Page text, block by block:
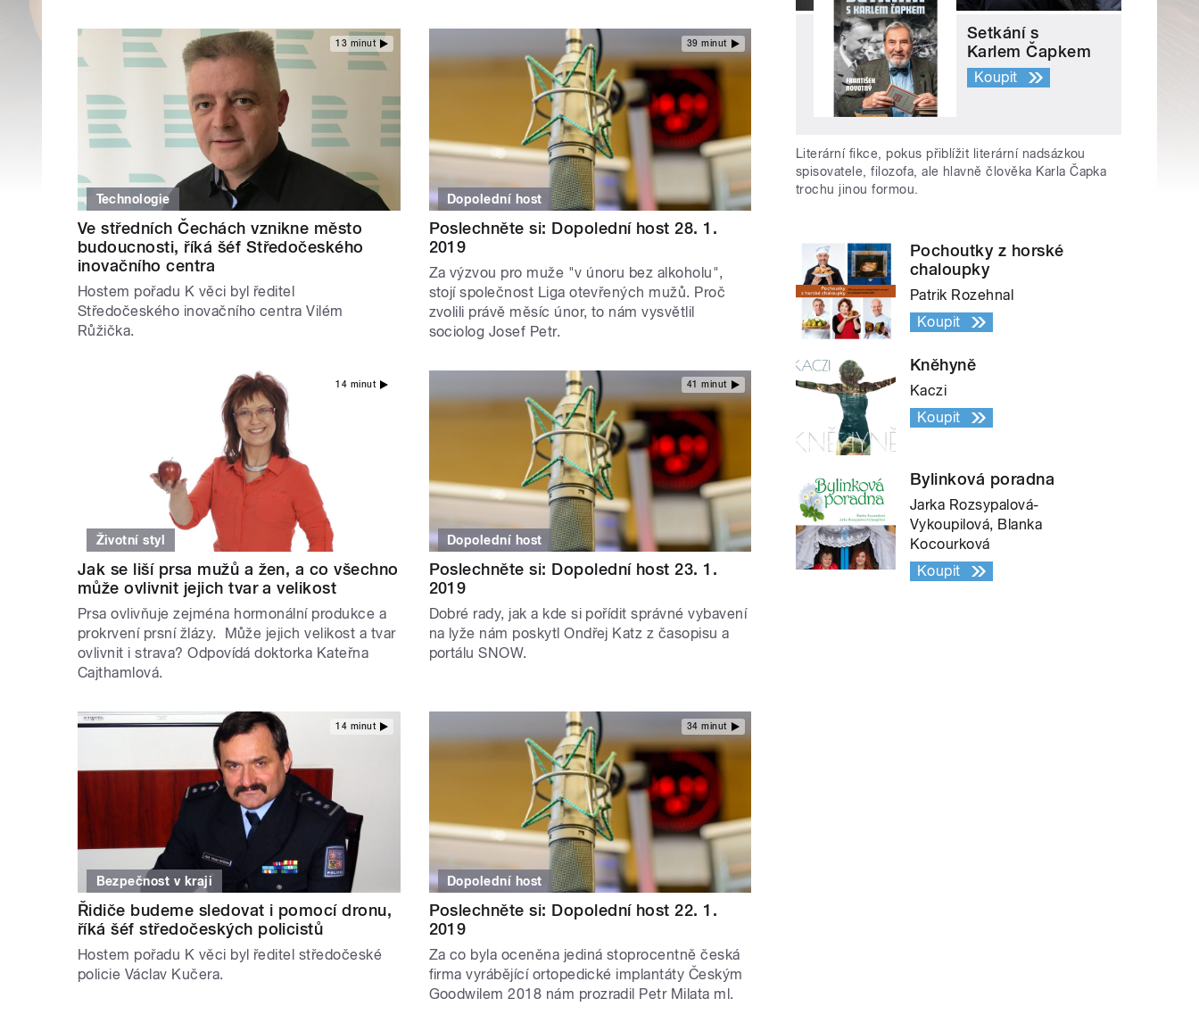
13 minut
Technologie
Ve středních Čechách vznikne město
budoucnosti, říká šéf Středočeského
inovačního centra
Hostem pořadu K věci byl ředitel
Středočeského inovačního centra Vilém
Růžička.
39 minut
Dopolední host
Poslechněte si: Dopolední host 28. 1.
2019
Za výzvou pro muže "v únoru bez alkoholu",
stojí společnost Liga otevřených mužů. Proč
zvolili právě měsíc únor, to nám vysvětlil
sociolog Josef Petr.
14 minut
Životní styl
Jak se liší prsa mužů a žen, a co všechno
může ovlivnit jejich tvar a velikost
Prsa ovlivňuje zejména hormonální produkce a
prokrvení prsní žlázy. Může jejich velikost a tvar
ovlivnit i strava? Odpovídá doktorka Kateřna
Cajthamlová.
41 minut
Dopolední host
Poslechněte si: Dopolední host 23. 1.
2019
Dobré rady, jak a kde si pořídit správné vybavení
na lyže nám poskytl Ondřej Katz z časopisu a
portálu SNOW.
14 minut
Bezpečnost v kraji
Řidiče budeme sledovat i pomocí dronu,
říká šéf středočeských policistů
Hostem pořadu K věci byl ředitel středočeské
policie Václav Kučera.
34 minut
Dopolední host
Poslechněte si: Dopolední host 22. 1.
2019
Za co byla oceněna jediná stoprocentně česká
firma vyrábějící ortopedické implantáty Českým
Goodwilem 2018 nám prozradil Petr Milata ml.
Setkání s
Karlem Čapkem
Koupit
Literární fikce, pokus přiblížit literární nadsázkou
spisovatele, filozofa, ale hlavně člověka Karla Čapka
trochu jinou formou.
Pochoutky z horské
chaloupky
Patrik Rozehnal
Koupit
Kněhyně
Kaczi
Koupit
Bylinková poradna
Jarka Rozsypalová-
Vykoupilová, Blanka
Kocourková
Koupit